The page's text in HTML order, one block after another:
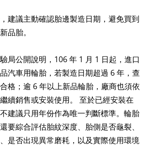
建議主動確認胎邊製造日期，避免買到
品胎。
局公開說明，106 年 1 月 1 日起，進口
汽車用輪胎，若製造日期超過 6 年，查
格；逾 6 年以上新品輪胎，廠商也須依
續銷售或安裝使用。 至於已經安裝在
建議只用年份作為唯一判斷標準。輪胎
要綜合評估胎紋深度、胎側是否龜裂、
是否出現異常磨耗，以及實際使用環境